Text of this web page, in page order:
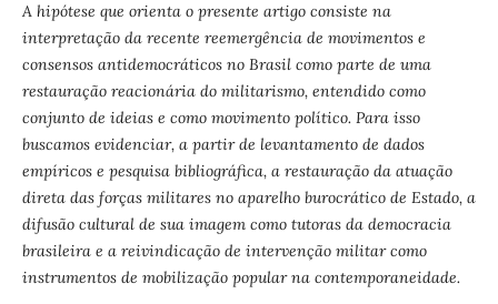
A hipótese que orienta o presente artigo consiste na
interpretação da recente reemergência de movimentos e
consensos antidemocráticos no Brasil como parte de uma
restauração reacionária do militarismo, entendido como
conjunto de ideias e como movimento político. Para isso
buscamos evidenciar, a partir de levantamento de dados
empíricos e pesquisa bibliográfica, a restauração da atuação
direta das forças militares no aparelho burocrático de Estado, a
difusão cultural de sua imagem como tutoras da democracia
brasileira e a reivindicação de intervenção militar como
instrumentos de mobilização popular na contemporaneidade.